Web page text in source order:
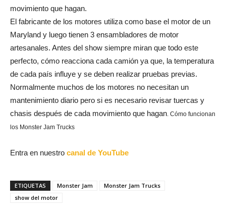
movimiento que hagan.
El fabricante de los motores utiliza como base el motor de un
Maryland y luego tienen 3 ensambladores de motor
artesanales. Antes del show siempre miran que todo este
perfecto, cómo reacciona cada camión ya que, la temperatura
de cada país influye y se deben realizar pruebas previas.
Normalmente muchos de los motores no necesitan un
mantenimiento diario pero si es necesario revisar tuercas y
chasis después de cada movimiento que hagan . Cómo funcionan
los Monster Jam Trucks
Entra en nuestro canal de YouTube
ETIQUETAS Monster Jam
Monster Jam Trucks
show del motor